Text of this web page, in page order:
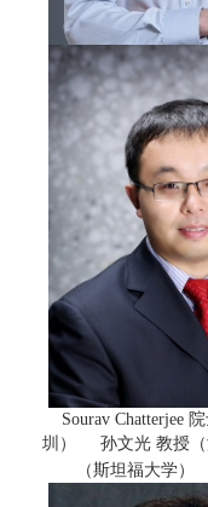
Sourav Chatterjee
圳） 孙文光 教授（
（斯坦福大学）